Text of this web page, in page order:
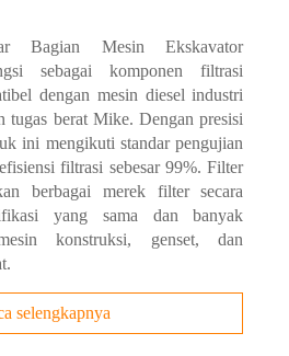
Bagian Mesin Ekskavator
sebagai komponen filtrasi
dengan mesin diesel industri
tugas berat Mike. Dengan presisi
ini mengikuti standar pengujian
filtrasi sebesar 99%. Filter
berbagai merek filter secara
yang sama dan banyak
konstruksi, genset, dan
selengkapnya